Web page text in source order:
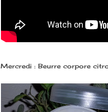
Mercredi : Beurre corpore